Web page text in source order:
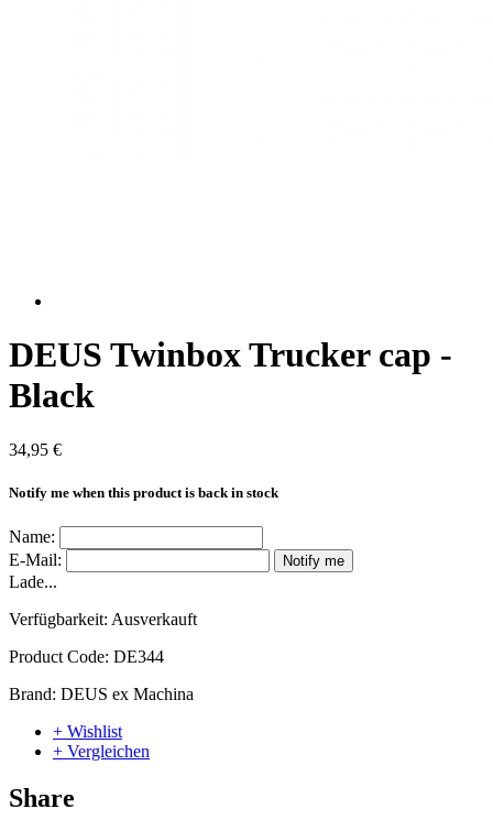
DEUS Twinbox Trucker cap -
Black
34,95 €
Notify me when this product is back in stock
Name:
E-Mail:
Notify me
Lade...
Verfügbarkeit: Ausverkauft
Product Code: DE344
Brand: DEUS ex Machina
+ Wishlist
+ Vergleichen
Share